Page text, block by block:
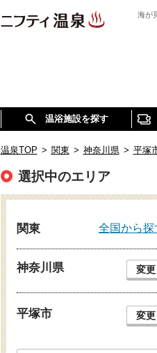
海が
温浴施設を探す
温泉TOP > 関東 > 神奈川県 > 平塚
選択中のエリア
関東 全国から探
神奈川県 変更
平塚市 変更